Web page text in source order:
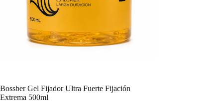
Bossber Gel Fijador Ultra Fuerte Fijación
Extrema 500ml